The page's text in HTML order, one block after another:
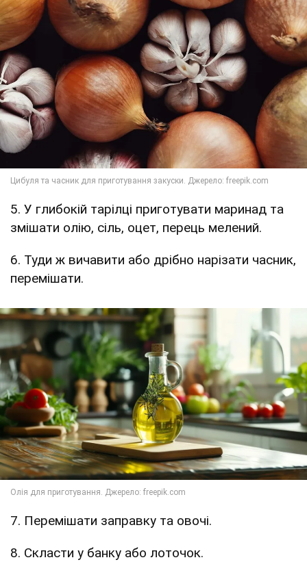
5. У глибокій тарілці приготувати маринад та
змішати олію, сіль, оцет, перець мелений.
6. Туди ж вичавити або дрібно нарізати часник,
перемішати.
7. Перемішати заправку та овочі.
8. Скласти у банку або лоточок.